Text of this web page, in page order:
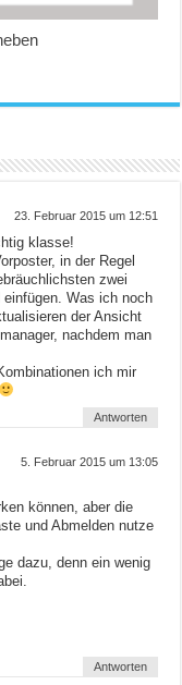
23. Februar 2015 um 12:51
klasse!
in der Regel
zwei
Was ich noch
der Ansicht
nachdem man
ich mir
Antworten
5. Februar 2015 um 13:05
können, aber die
und Abmelden nutze
dazu, denn ein wenig
Antworten